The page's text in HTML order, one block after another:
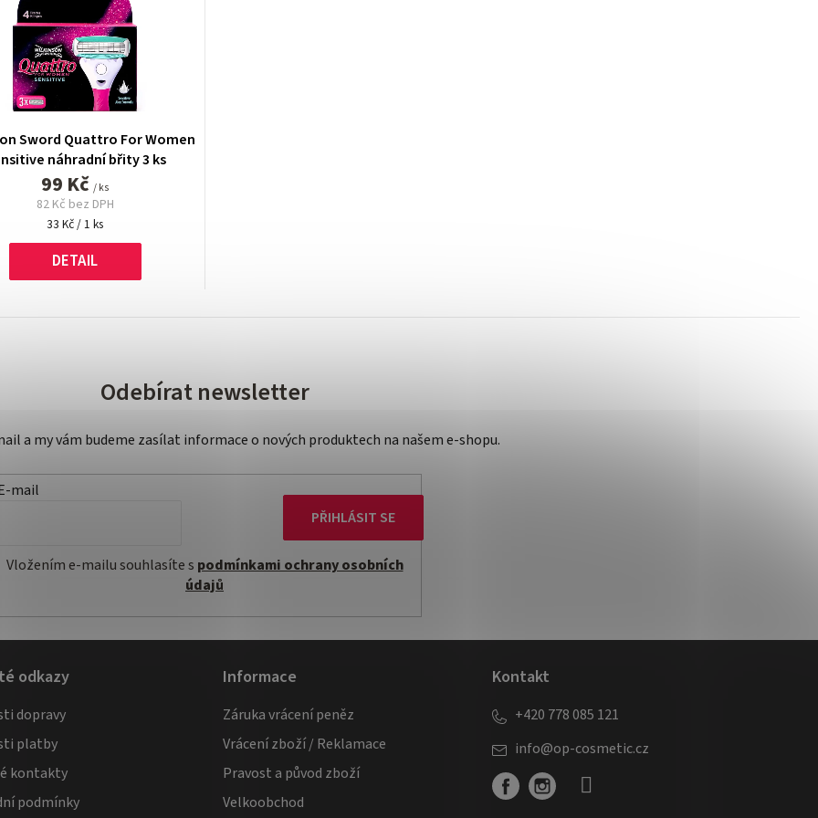
Sword Quattro For Women
náhradní břity 3 ks
99 Kč / ks
82 Kč bez DPH
Měrná
33 Kč / 1 ks
DETAIL
Odebírat newsletter
a my vám budeme zasílat informace o nových produktech na našem e-shopu.
mail
Vložením e-mailu souhlasíte s podmínkami ochrany osobních
údajů
PŘIHLÁSIT SE
odkazy
dopravy
platby
kontakty
podmínky
Informace
Záruka vrácení peněz
Vrácení zboží / Reklamace
Pravost a původ zboží
Velkoobchod
Kontakt
info@op-cosmetic.cz
+420 778 085 121